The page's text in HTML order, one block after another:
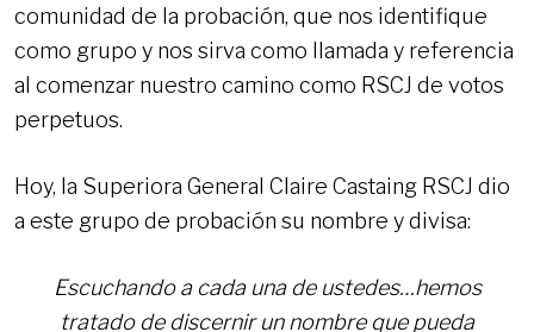
comunidad de la probación, que nos identifique
como grupo y nos sirva como llamada y referencia
al comenzar nuestro camino como RSCJ de votos
perpetuos.
Hoy, la Superiora General Claire Castaing RSCJ dio
a este grupo de probación su nombre y divisa:
Escuchando a cada una de ustedes…hemos
tratado de discernir un nombre que pueda